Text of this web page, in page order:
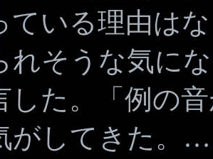
ている理由は
れそうな気に
した。「例の
がしてきた。